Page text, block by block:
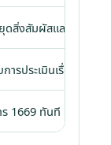
ดสิ่งสัมผัสและติดต่อผู้
การประเมินเรื่องการติด
ร 1669 ทันที